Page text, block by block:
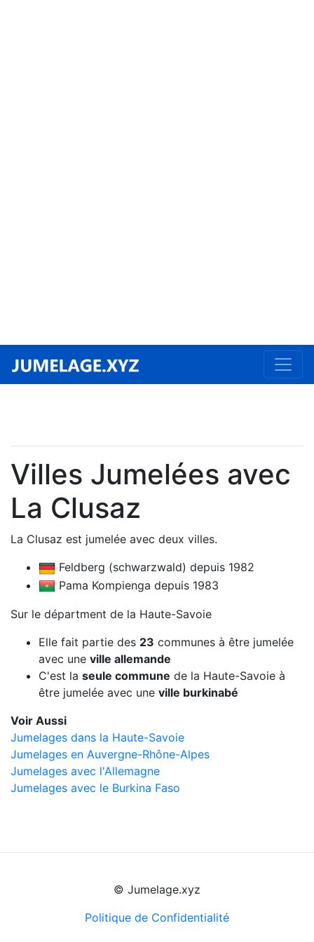
Villes Jumelées avec
La Clusaz
La Clusaz est jumelée avec deux villes.
Feldberg (schwarzwald) depuis 1982
Pama Kompienga depuis 1983
Sur le départment de la Haute-Savoie
Elle fait partie des 23 communes à être jumelée
avec une ville allemande
C'est la seule commune de la Haute-Savoie à
être jumelée avec une ville burkinabé
Voir Aussi
Jumelages dans la Haute-Savoie
Jumelages en Auvergne-Rhône-Alpes
Jumelages avec l'Allemagne
Jumelages avec le Burkina Faso
© Jumelage.xyz
Politique de Confidentialité